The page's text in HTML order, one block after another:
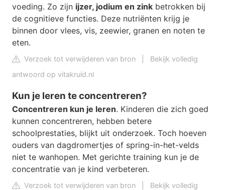
voeding. Zo zijn ijzer, jodium en zink betrokken bij
de cognitieve functies. Deze nutriënten krijg je
binnen door vlees, vis, zeewier, granen en noten te
eten.
Verzoek tot verwijderen van bron
Bekijk volledig
antwoord op vitakruid.nl
Kun je leren te concentreren?
Concentreren kun je leren. Kinderen die zich goed
kunnen concentreren, hebben betere
schoolprestaties, blijkt uit onderzoek. Toch hoeven
ouders van dagdromertjes of spring-in-het-velds
niet te wanhopen. Met gerichte training kun je de
concentratie van je kind verbeteren.
Verzoek tot verwijderen van bron
Bekijk volledig